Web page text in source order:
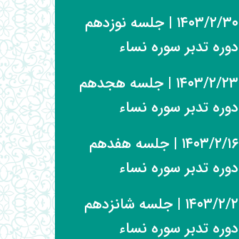
۱۴۰۳/۲/۳۰ | جلسه نوزدهم
دوره تدبر سوره نساء
۱۴۰۳/۲/۲۳ | جلسه هجدهم
دوره تدبر سوره نساء
۱۴۰۳/۲/۱۶ | جلسه هفدهم
دوره تدبر سوره نساء
۱۴۰۳/۲/۲ | جلسه شانزدهم
دوره تدبر سوره نساء